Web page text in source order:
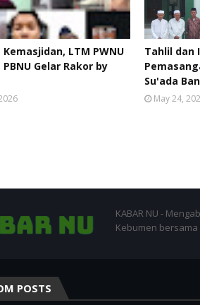
LTM PWNU
Gelar Rakor by
Tahlil dan
Su'ada
May 24,
KABAR NU -
Kebumen bersama
POSTS